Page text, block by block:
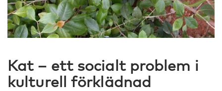
Kat – ett socialt problem i
kulturell förklädnad